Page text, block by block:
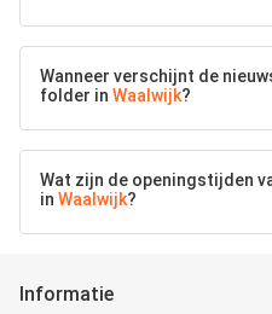
Wanneer verschijnt de
folder in Waalwijk?
Wat zijn de openingstijden
in Waalwijk?
Informatie